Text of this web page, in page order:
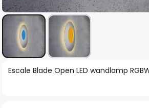
Ga
Escale Blade Open LED wandlamp